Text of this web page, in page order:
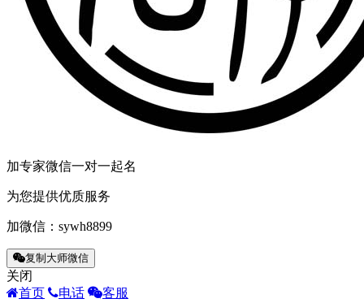
加专家微信一对一起名
为您提供优质服务
加微信： sywh8899
复制大师微信
关闭
首页
电话 客服